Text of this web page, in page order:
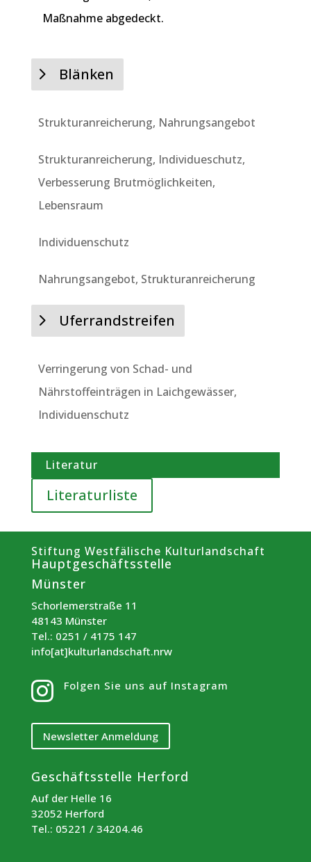
Maßnahme abgedeckt.
Blänken
Strukturanreicherung, Nahrungsangebot
Strukturanreicherung, Individueschutz,
Verbesserung Brutmöglichkeiten,
Lebensraum
Individuenschutz
Nahrungsangebot, Strukturanreicherung
Uferrandstreifen
Verringerung von Schad- und
Nährstoffeinträgen in Laichgewässer,
Individuenschutz
Literatur
Literaturliste
Stiftung Westfälische Kulturlandschaft
Hauptgeschäftsstelle
Münster
Schorlemerstraße 11
48143 Münster
Tel.: 0251 / 4175 147
info[at]kulturlandschaft.nrw
 Folgen Sie uns auf Instagram
Newsletter Anmeldung
Geschäftsstelle Herford
Auf der Helle 16
32052 Herford
Tel.: 05221 / 34204.46